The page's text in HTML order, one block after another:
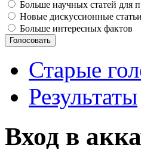
Больше научных статей для
Новые дискуссионные статьи
Больше интересных фактов
Старые
Результаты
Вход в